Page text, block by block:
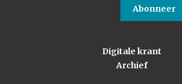
Abonneer
Digitale krant
Archief